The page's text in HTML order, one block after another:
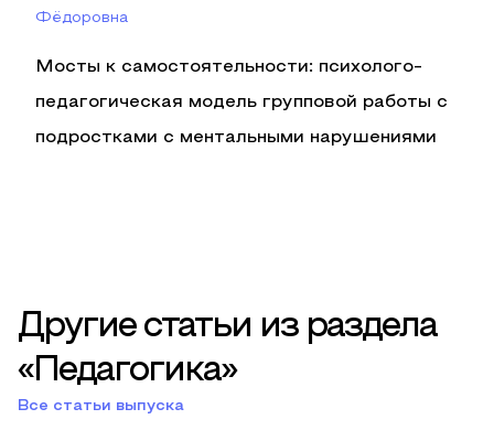
Фёдоровна
Мосты к самостоятельности: психолого-
педагогическая модель групповой работы с
подростками с ментальными нарушениями
Другие статьи из раздела
«Педагогика»
Все статьи выпуска